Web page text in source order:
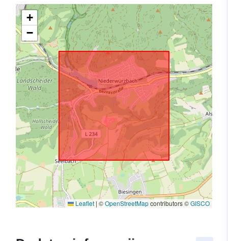
+
−
Leaflet | ©OpenStreetMapcontributors ©GISCO